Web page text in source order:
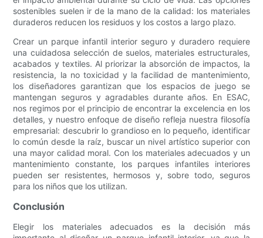
sostenibles suelen ir de la mano de la calidad: los materiales
duraderos reducen los residuos y los costos a largo plazo.
Crear un parque infantil interior seguro y duradero requiere
una cuidadosa selección de suelos, materiales estructurales,
acabados y textiles. Al priorizar la absorción de impactos, la
resistencia, la no toxicidad y la facilidad de mantenimiento,
los diseñadores garantizan que los espacios de juego se
mantengan seguros y agradables durante años. En ESAC,
nos regimos por el principio de encontrar la excelencia en los
detalles, y nuestro enfoque de diseño refleja nuestra filosofía
empresarial: descubrir lo grandioso en lo pequeño, identificar
lo común desde la raíz, buscar un nivel artístico superior con
una mayor calidad moral. Con los materiales adecuados y un
mantenimiento constante, los parques infantiles interiores
pueden ser resistentes, hermosos y, sobre todo, seguros
para los niños que los utilizan.
Conclusión
Elegir los materiales adecuados es la decisión más